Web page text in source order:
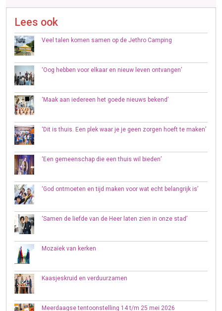
Lees ook
Veel talen komen samen op de Jethro Camping
‘Oog hebben voor elkaar en nieuw leven ontvangen’
‘Maak aan iedereen het goede nieuws bekend’
‘Dit is thuis. Een plek waar je je geen zorgen hoeft te maken’
‘Een gemeenschap die een thuis wil bieden’
‘God ontmoeten en tijd maken voor wat echt belangrijk is’
‘Samen de liefde van de Heer laten zien in onze stad’
Mozaïek van kerken
Kaasjeskruid en verduurzamen
Meerdaagse tentoonstelling 14 t/m 25 mei 2026